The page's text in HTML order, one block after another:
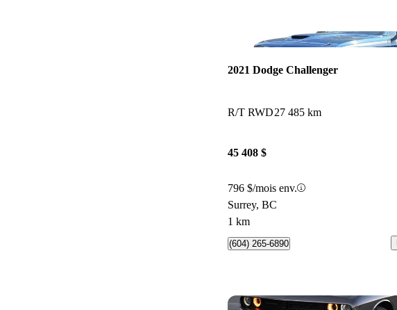
2021 Dodge Challenger
R/T RWD27 485 km
45 408 $
796 $/mois env.
Surrey, BC
1 km
(604) 265-6890